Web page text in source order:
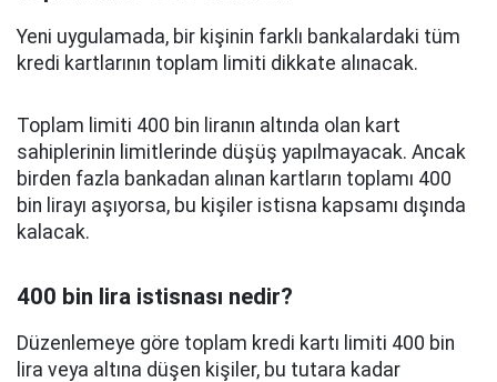
Yeni uygulamada, bir kişinin farklı bankalardaki tüm
kredi kartlarının toplam limiti dikkate alınacak.
Toplam limiti 400 bin liranın altında olan kart
sahiplerinin limitlerinde düşüş yapılmayacak. Ancak
birden fazla bankadan alınan kartların toplamı 400
bin lirayı aşıyorsa, bu kişiler istisna kapsamı dışında
kalacak.
400 bin lira istisnası nedir?
Düzenlemeye göre toplam kredi kartı limiti 400 bin
lira veya altına düşen kişiler, bu tutara kadar